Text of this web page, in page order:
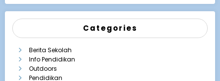
Categories
Berita Sekolah
Info Pendidikan
Outdoors
Pendidikan